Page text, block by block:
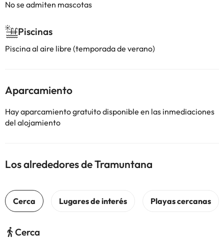
No se admiten mascotas
Piscinas
Piscina al aire libre (temporada de verano)
Aparcamiento
Hay aparcamiento gratuito disponible en las inmediaciones
del alojamiento
Los alrededores de Tramuntana
Cerca